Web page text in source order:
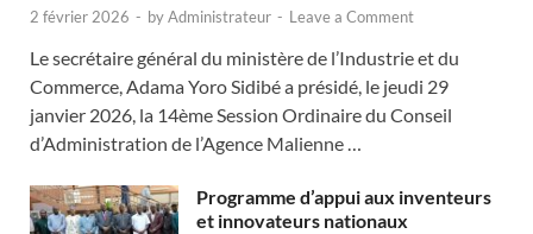
2 février 2026 - byAdministrateur - Leave a Comment
Le secrétaire général du ministère de l’Industrie et du
Commerce, Adama Yoro Sidibé a présidé, le jeudi 29
janvier 2026, la 14ème Session Ordinaire du Conseil
d’Administration de l’Agence Malienne …
Programme d’appui aux inventeurs
et innovateurs nationaux